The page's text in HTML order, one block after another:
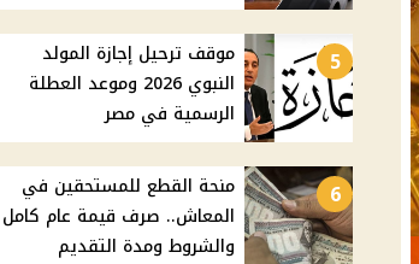
5
موقف ترحيل إجازة المولد
النبوي 2026 وموعد العطلة
الرسمية في مصر
6
منحة القطع للمستحقين في
المعاش.. صرف قيمة عام كامل
والشروط ومدة التقديم